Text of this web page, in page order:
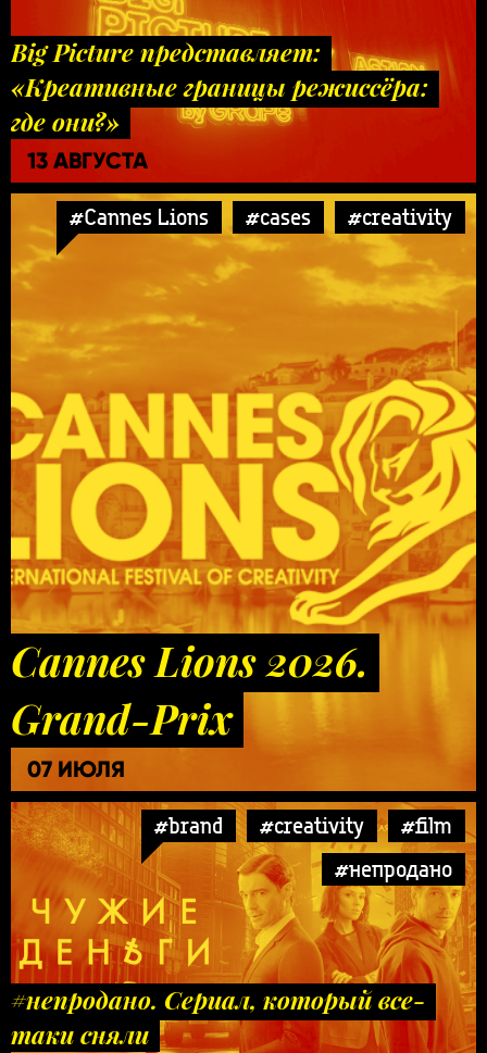
Big Picture представляет:
«Креативные границы режиссёра:
где они?»
13 АВГУСТА
#Cannes Lions #cases #creativity
Cannes Lions 2026.
Grand-Prix
07 ИЮЛЯ
#brand #creativity
#film
#непродано
#непродано. Сериал, который все-
таки сняли